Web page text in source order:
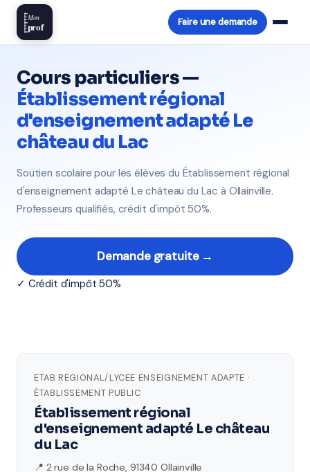
Mon
prof Faire une demande
Cours particuliers —
Établissement régional
d'enseignement adapté Le
château du Lac
Soutien scolaire pour les élèves du Établissement régional
d'enseignement adapté Le château du Lac à Ollainville.
Professeurs qualifiés, crédit d'impôt 50%.
Demande gratuite →
✓ Crédit d'impôt 50%
ETAB REGIONAL/LYCEE ENSEIGNEMENT ADAPTE ·
ÉTABLISSEMENT PUBLIC
Établissement régional
d'enseignement adapté Le château
du Lac
📍 2 rue de la Roche, 91340 Ollainville